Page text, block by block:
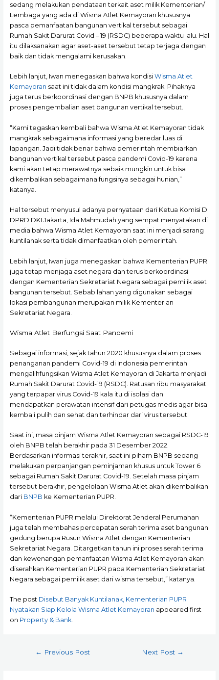
sedang melakukan pendataan terkait aset milik Kementerian/
Lembaga yang ada di Wisma Atlet Kemayoran khususnya
pasca pemanfaatan bangunan vertikal tersebut sebagai
Rumah Sakit Darurat Covid – 19 (RSDC) beberapa waktu lalu. Hal
itu dilaksanakan agar aset-aset tersebut tetap terjaga dengan
baik dan tidak mengalami kerusakan.
Lebih lanjut, Iwan menegaskan bahwa kondisi Wisma Atlet
Kemayoran saat ini tidak dalam kondisi mangkrak. Pihaknya
juga terus berkoordinasi dengan BNPB khususnya dalam
proses pengembalian aset bangunan vertikal tersebut.
“Kami tegaskan kembali bahwa Wisma Atlet Kemayoran tidak
mangkrak sebagaimana informasi yang beredar luas di
lapangan. Jadi tidak benar bahwa pemerintah membiarkan
bangunan vertikal tersebut pasca pandemi Covid-19 karena
kami akan tetap merawatnya sebaik mungkin untuk bisa
dikembalikan sebagaimana fungsinya sebagai hunian,”
katanya.
Hal tersebut menyusul adanya pernyataan dari Ketua Komisi D
DPRD DKI Jakarta, Ida Mahmudah yang sempat menyatakan di
media bahwa Wisma Atlet Kemayoran saat ini menjadi sarang
kuntilanak serta tidak dimanfaatkan oleh pemerintah.
Lebih lanjut, Iwan juga menegaskan bahwa Kementerian PUPR
juga tetap menjaga aset negara dan terus berkoordinasi
dengan Kementerian Sekretariat Negara sebagai pemilik aset
bangunan tersebut. Sebab lahan yang digunakan sebagai
lokasi pembangunan merupakan milik Kementerian
Sekretariat Negara.
Wisma Atlet Berfungsi Saat Pandemi
Sebagai informasi, sejak tahun 2020 khususnya dalam proses
penanganan pandemi Covid-19 di Indonesia pemerintah
mengalihfungsikan Wisma Atlet Kemayoran di Jakarta menjadi
Rumah Sakit Darurat Covid-19 (RSDC). Ratusan ribu masyarakat
yang terpapar virus Covid-19 kala itu di isolasi dan
mendapatkan perawatan intensif dari petugas medis agar bisa
kembali pulih dan sehat dan terhindar dari virus tersebut.
Saat ini, masa pinjam Wisma Atlet Kemayoran sebagai RSDC-19
oleh BNPB telah berakhir pada 31 Desember 2022.
Berdasarkan informasi terakhir, saat ini piham BNPB sedang
melakukan perpanjangan peminjaman khusus untuk Tower 6
sebagai Rumah Sakit Darurat Covid-19. Setelah masa pinjam
tersebut berakhir, pengelolaan Wisma Atlet akan dikembalikan
dari BNPB ke Kementerian PUPR.
“Kementerian PUPR melalui Direktorat Jenderal Perumahan
juga telah membahas percepatan serah terima aset bangunan
gedung berupa Rusun Wisma Atlet dengan Kementerian
Sekretariat Negara. Ditargetkan tahun ini proses serah terima
dan kewenangan pemanfaatan Wisma Atlet Kemayoran akan
diserahkan Kementerian PUPR pada Kementerian Sekretariat
Negara sebagai pemilik aset dari wisma tersebut,” katanya.
The post Disebut Banyak Kuntilanak, Kementerian PUPR
Nyatakan Siap Kelola Wisma Atlet Kemayoran appeared first
on Property & Bank.
← Previous Post Next Post →